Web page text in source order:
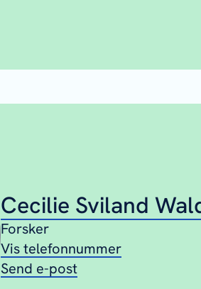
Cecilie Sviland
Forsker
Vis telefonnummer
Send e-post